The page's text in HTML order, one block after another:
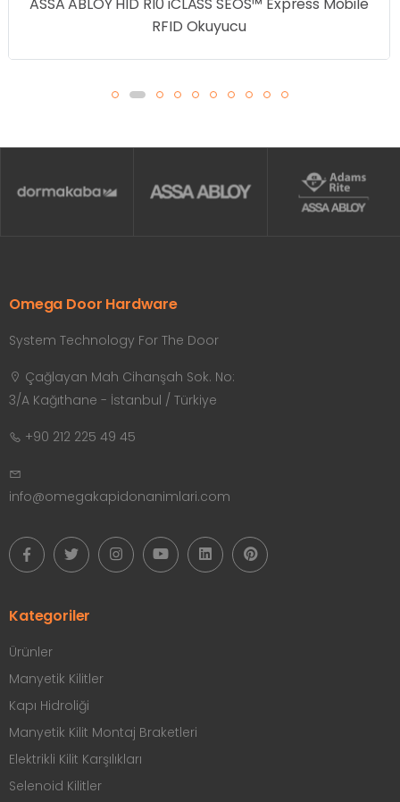
Mobile Akıllı Kart Okuyucu
Omega Door Hardware
System Technology For The Door
Çağlayan Mah Cihanşah Sok. No:
3/A Kağıthane - İstanbul / Türkiye
+90 212 225 49 45
info@omegakapidonanimlari.com
Kategoriler
Ürünler
Manyetik Kilitler
Kapı Hidroliği
Manyetik Kilit Montaj Braketleri
Elektrikli Kilit Karşılıkları
Selenoid Kilitler